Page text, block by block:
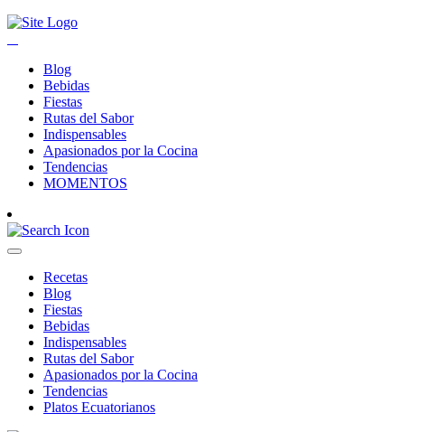
Blog
Bebidas
Fiestas
Rutas del Sabor
Indispensables
Apasionados por la Cocina
Tendencias
MOMENTOS
Recetas
Blog
Fiestas
Bebidas
Indispensables
Rutas del Sabor
Apasionados por la Cocina
Tendencias
Platos Ecuatorianos